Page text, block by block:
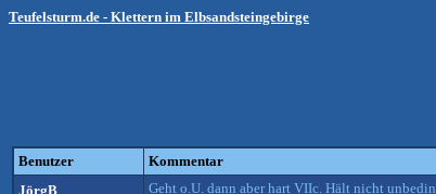
Teufelsturm.de - Klettern im Elbsandsteingebirge
Benutzer Kommentar
JörgB
Geht o.U. dann aber hart VIIc. Hält nicht